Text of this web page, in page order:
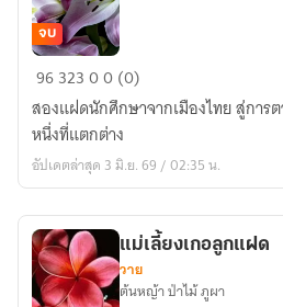
แฝด
ภพ
(จบ)
จบ
9632300 (0)
สองแฝดนักศึกษาจากเมืองไทย สู่การ
หนึ่งที่แตกต่าง
อัปเดตล่าสุด 3 มิ.ย. 69 / 02:35 น.
แม่เลี้ยงเกอลูกแฝด
วาย
ต้นหญ้า ป่าไม้ ภูผา